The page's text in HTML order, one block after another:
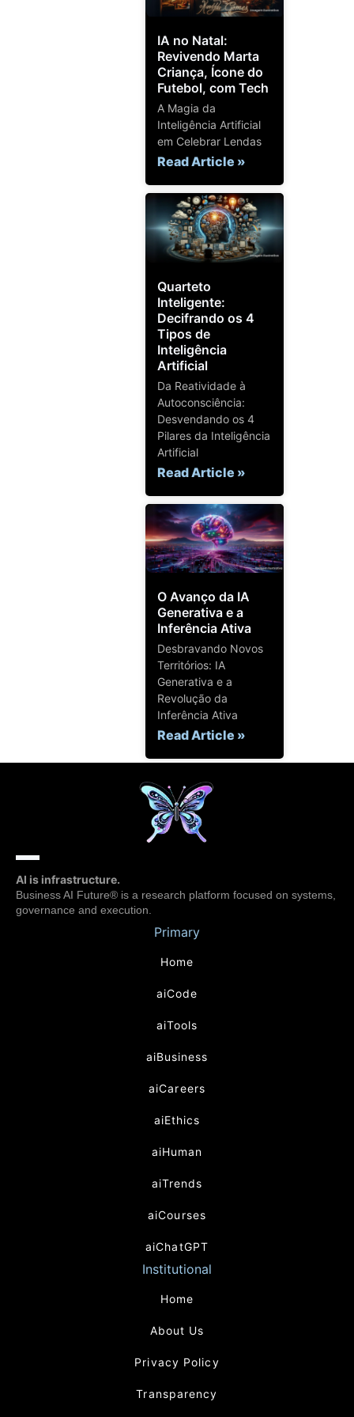
IA no Natal:
Revivendo Marta
Criança, Ícone do
Futebol, com Tech
A Magia da
Inteligência Artificial
em Celebrar Lendas
Read Article »
Quarteto
Inteligente:
Decifrando os 4
Tipos de
Inteligência
Artificial
Da Reatividade à
Autoconsciência:
Desvendando os 4
Pilares da Inteligência
Artificial
Read Article »
O Avanço da IA
Generativa e a
Inferência Ativa
Desbravando Novos
Territórios: IA
Generativa e a
Revolução da
Inferência Ativa
Read Article »
AI is infrastructure.
Business AI Future® is a research platform focused on systems,
governance and execution.
Primary
Home
aiCode
aiTools
aiBusiness
aiCareers
aiEthics
aiHuman
aiTrends
aiCourses
aiChatGPT
Institutional
Home
About Us
Privacy Policy
Transparency